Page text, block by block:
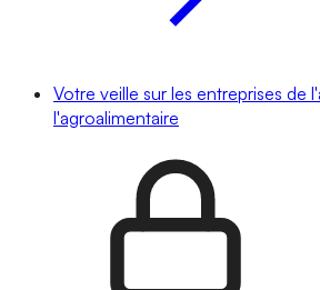
Votre veille sur les entreprises de
l'agroalimentaire